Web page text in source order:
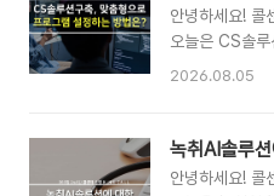
안녕하세요! 콜
오늘은 CS솔
설정하는 방법
기능이 많고 유
될 것이라는 생
2026.08.05
녹취AI솔루
안녕하세요! 콜